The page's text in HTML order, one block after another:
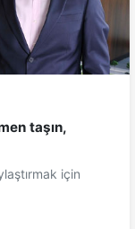
taşın,
için